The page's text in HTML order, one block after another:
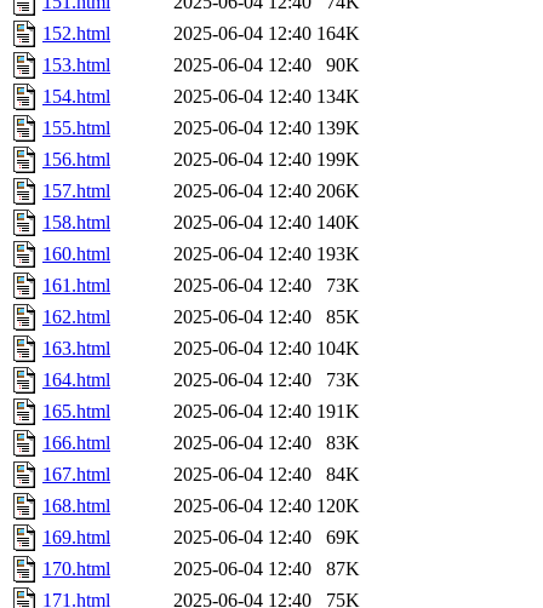
152.html
2025-06-04 12:40 164K
153.html
2025-06-04 12:40
90K
154.html
2025-06-04 12:40 134K
155.html
2025-06-04 12:40 139K
156.html
2025-06-04 12:40 199K
157.html
2025-06-04 12:40 206K
158.html
2025-06-04 12:40 140K
160.html
2025-06-04 12:40 193K
161.html
2025-06-04 12:40
73K
162.html
2025-06-04 12:40
85K
163.html
2025-06-04 12:40 104K
164.html
2025-06-04 12:40
73K
165.html
2025-06-04 12:40 191K
166.html
2025-06-04 12:40
83K
167.html
2025-06-04 12:40
84K
168.html
2025-06-04 12:40 120K
169.html
2025-06-04 12:40
69K
170.html
2025-06-04 12:40
87K
171.html
2025-06-04 12:40
75K